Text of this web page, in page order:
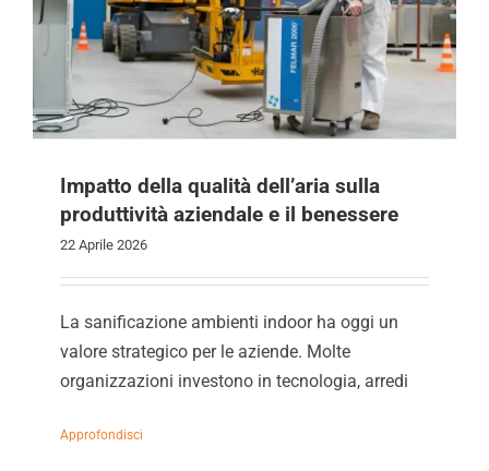
Impatto della qualità dell’aria sulla
produttività aziendale e il benessere
22 Aprile 2026
La sanificazione ambienti indoor ha oggi un
valore strategico per le aziende. Molte
organizzazioni investono in tecnologia, arredi